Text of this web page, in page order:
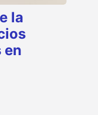
la
en